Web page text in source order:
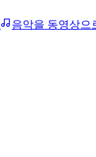
음악을 동영상으